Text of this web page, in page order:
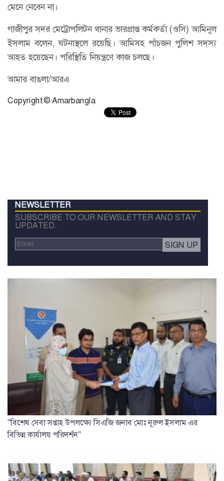
মেনে নেবেন না।
গাজীপুর সদর মেট্রোপলিটন থানার ভারপ্রাপ্ত কর্মকর্তা (ওসি) আমিনুল
ইসলাম বলেন, ঘটনাস্থলে রয়েছি। আমিসহ পাঁচজন পুলিশ সদস্য
আহত হয়েছেন। পরিস্থিতি নিয়ন্ত্রণে কাজ চলছে।
আমার বাঙলা/আরএ
Copyright © Amarbangla
NEWSLETTER
SUBSCRIBE TO OUR NEWSLETTER AND STAY
UPDATED.
"বিশেষ সেবা সপ্তাহ উপলক্ষ্যে সিএজি জনাব মোঃ নূরুল ইসলাম এর
বিভিন্ন কার্যালয় পরিদর্শন"